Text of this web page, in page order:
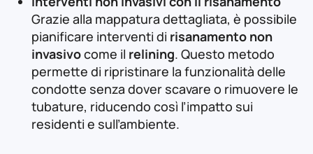
Grazie alla mappatura dettagliata, è possibile
pianificare interventi di risanamento non
invasivocome il relining. Questo metodo
permette di ripristinare la funzionalità delle
condotte senza dover scavare o rimuovere le
tubature, riducendo così l’impatto sui
residenti e sull’ambiente.